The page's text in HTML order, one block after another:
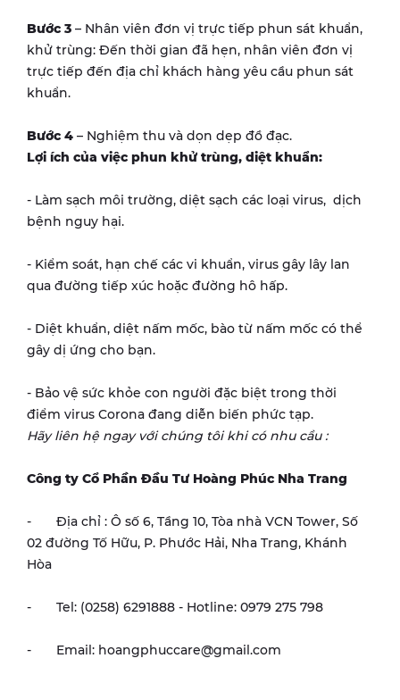
Bước 3 – Nhân viên đơn vị trực tiếp phun sát khuẩn,
khử trùng: Đến thời gian đã hẹn, nhân viên đơn vị
trực tiếp đến địa chỉ khách hàng yêu cầu phun sát
khuẩn.
Bước 4 – Nghiệm thu và dọn dẹp đồ đạc.
Lợi ích của việc phun khử trùng, diệt khuẩn:
- Làm sạch môi trường, diệt sạch các loại virus, dịch
bệnh nguy hại.
- Kiểm soát, hạn chế các vi khuẩn, virus gây lây lan
qua đường tiếp xúc hoặc đường hô hấp.
- Diệt khuẩn, diệt nấm mốc, bào từ nấm mốc có thể
gây dị ứng cho bạn.
- Bảo vệ sức khỏe con người đặc biệt trong thời
điểm virus Corona đang diễn biến phức tạp.
Hãy liên hệ ngay với chúng tôi khi có nhu cầu :
Công ty Cổ Phần Đầu Tư Hoàng Phúc Nha Trang
- Địa chỉ : Ô số 6, Tầng 10, Tòa nhà VCN Tower, Số
02 đường Tố Hữu, P. Phước Hải, Nha Trang, Khánh
Hòa
- Tel: (0258) 6291888 - Hotline: 0979 275 798
- Email: hoangphuccare@gmail.com